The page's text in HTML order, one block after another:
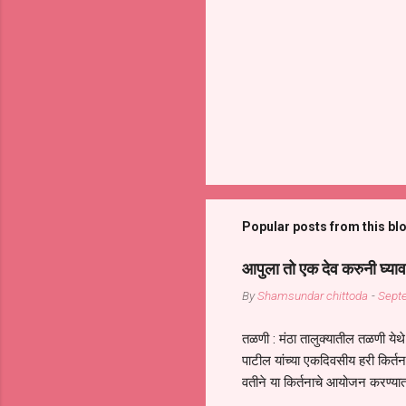
Popular posts from this
आपुला तो एक देव करुनी
ByShamsundar chittoda -
तळणी : मंठा तालुक्यातील तळणी येथे
पाटील यांच्या एकदिवसीय हरी
वतीने या किर्तनाचे आयोजन